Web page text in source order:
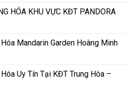
HÓA KHU VỰC KĐT PANDORA
Mandarin Garden Hoàng Minh
Uy Tín Tại KĐT Trung Hòa –